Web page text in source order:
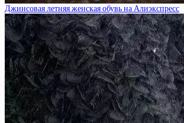
Джинсовая летняя женская обувь на Алиэкспресс